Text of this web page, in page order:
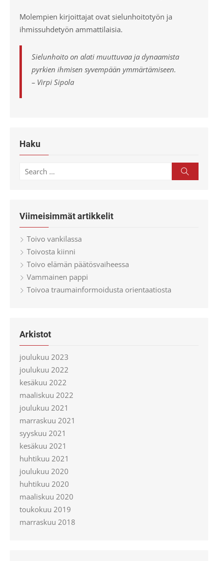
Molempien kirjoittajat ovat sielunhoitotyön ja
ihmissuhdetyön ammattilaisia.
Sielunhoito on alati muuttuvaa ja dynaamista
pyrkien ihmisen syvempään ymmärtämiseen.
– Virpi Sipola
Haku
Search
Viimeisimmät artikkelit
Toivo vankilassa
Toivosta kiinni
Toivo elämän päätösvaiheessa
Vammainen pappi
Toivoa traumainformoidusta orientaatiosta
Arkistot
joulukuu 2023
joulukuu 2022
kesäkuu 2022
maaliskuu 2022
joulukuu 2021
marraskuu 2021
syyskuu 2021
kesäkuu 2021
huhtikuu 2021
joulukuu 2020
huhtikuu 2020
maaliskuu 2020
toukokuu 2019
marraskuu 2018